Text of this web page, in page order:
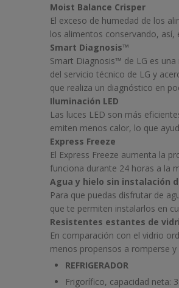
Moist Balance Crisper
El exceso de humedad de los
los alimentos conservando, así,
Smart Diagnosis™
Smart Diagnosis™ de LG es
del servicio técnico de LG y
que realiza un diagnóstico en
Iluminación LED
Las luces LED son más
emiten menos calor, lo que
Express Freeze
El Express Freeze aumenta la
funciona durante 24 horas a la
Agua y hielo sin instalación
Para que puedas disfrutar de
que te permiten instalarlos en
Resistentes estantes de
En comparación con el vidrio
menos propensos a romperse y
REFRIGERADOR
Frigorífico, capacidad neta: